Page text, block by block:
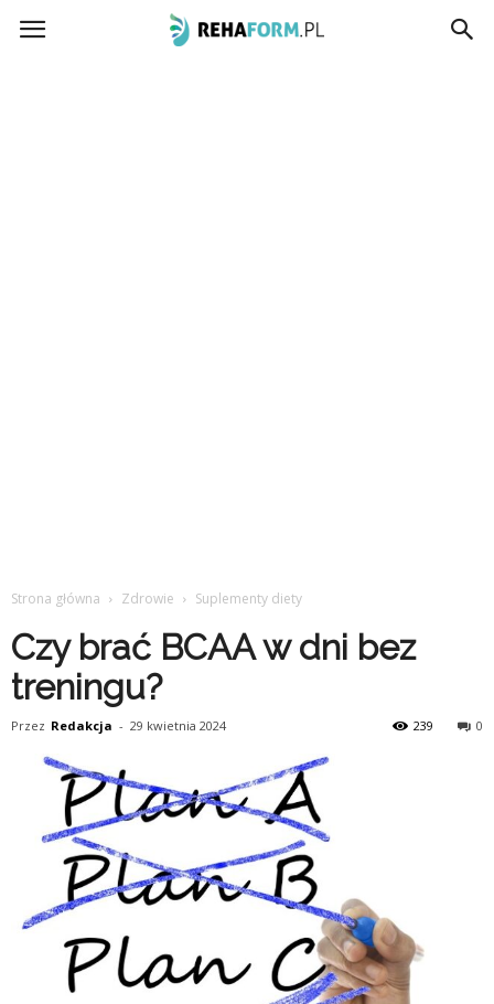
www.rehaform.pl
Strona główna Zdrowie Suplementy diety
Czy brać BCAA w dni bez
treningu?
Przez Redakcja - 29 kwietnia 2024 0
239